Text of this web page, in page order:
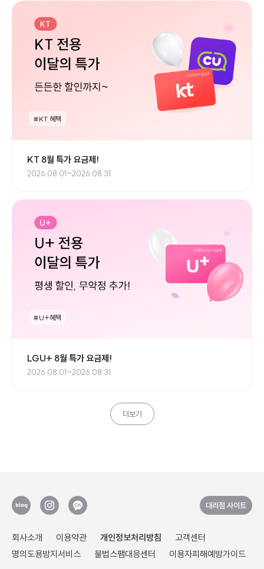
#KT 혜택
KT 8월 특가 요금제!
2026.08.01~2026.08.31
#U+혜택
LGU+ 8월 특가 요금제!
2026.08.01~2026.08.31
더보기
대리점 사이트
회사소개 이용약관 개인정보처리방침
고객센터
명의도용방지서비스
불법스팸대응센터 이용자피해예방가이드